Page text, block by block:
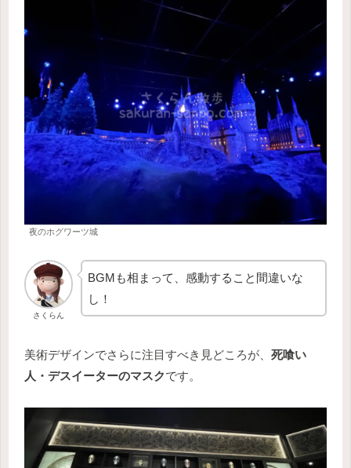
夜のホグワーツ城
さくらん
BGMも相まって、感動すること間違いな
し！
美術デザインでさらに注目すべき見どころが、 死喰い
人・デスイーターのマスクです。